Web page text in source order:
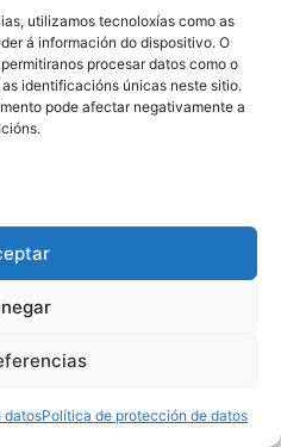
utilizamos tecnoloxías como as
á información do dispositivo. O
procesar datos como o
identificacións únicas neste sitio.
pode afectar negativamente a
datosPolítica de protección de datos
Cookies